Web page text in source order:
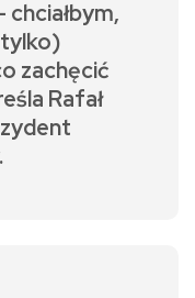
zachęcić
Rafał